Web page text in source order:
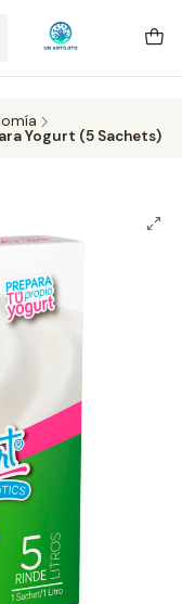
GRATIS mismo
desde CLP 39.900.
14 hrs.
Yogurt (5 Sachets)